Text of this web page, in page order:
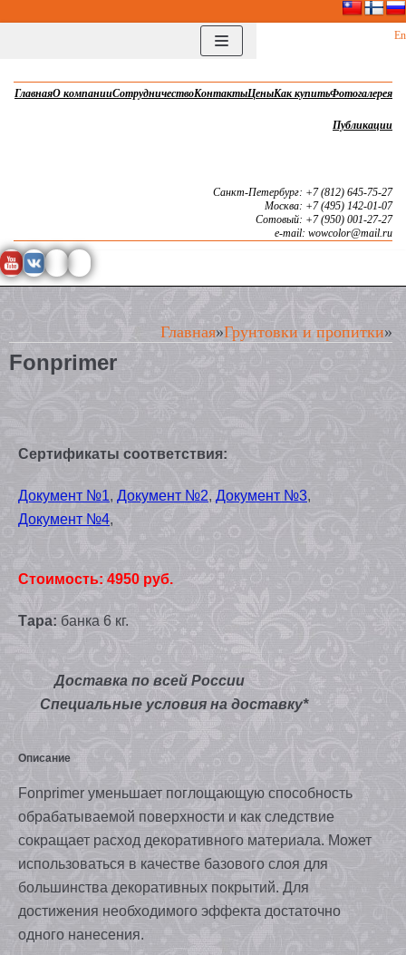
En
Перейти
ГлавнаяО компанииСотрудничествоКонтактыЦеныКак купитьФотогалерея
Публикации
Санкт-Петербург: +7 (812) 645-75-27
Москва: +7 (495) 142-01-07
Сотовый: +7 (950) 001-27-27
e-mail: wowcolor@mail.ru
Главная»Грунтовки и пропитки»
Fonprimer
Сертификаты соответствия:
Документ №1, Документ №2, Документ №3,
Документ №4,
Стоимость: 4950 руб.
Тара: банка 6 кг.
Доставка по всей России
Специальные условия на доставку*
Описание
Fonprimer уменьшает поглощающую способность
обрабатываемой поверхности и как следствие
сокращает расход декоративного материала. Может
использоваться в качестве базового слоя для
большинства декоративных покрытий. Для
достижения необходимого эффекта достаточно
одного нанесения.